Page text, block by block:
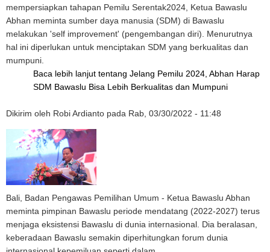
mempersiapkan tahapan Pemilu Serentak2024, Ketua Bawaslu
Abhan meminta sumber daya manusia (SDM) di Bawaslu
melakukan 'self improvement' (pengembangan diri). Menurutnya
hal ini diperlukan untuk menciptakan SDM yang berkualitas dan
mumpuni.
Baca lebih lanjut tentang Jelang Pemilu 2024, Abhan Harap
SDM Bawaslu Bisa Lebih Berkualitas dan Mumpuni
Dikirim oleh Robi Ardianto pada Rab, 03/30/2022 - 11:48
Bali, Badan Pengawas Pemilihan Umum - Ketua Bawaslu Abhan
meminta pimpinan Bawaslu periode mendatang (2022-2027) terus
menjaga eksistensi Bawaslu di dunia internasional. Dia beralasan,
keberadaan Bawaslu semakin diperhitungkan forum dunia